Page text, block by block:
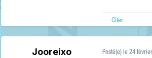
Citer
Jooreixo Posté(e) le 24